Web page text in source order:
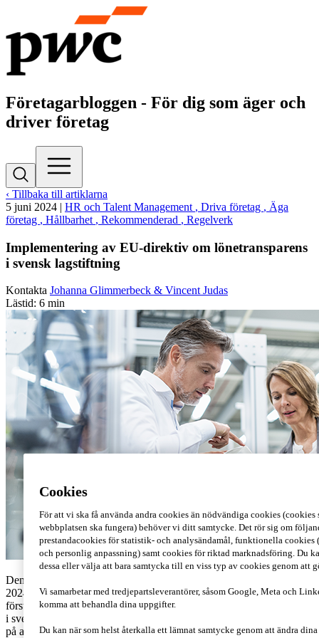
Företagarbloggen - För dig som äger och
driver företag
‹ Tillbaka till artiklarna
5 juni 2024 | HR och Talent Management , Driva företag , Äga
företag , Hållbarhet , Rekommenderad , Regelverk
Implementering av EU-direktiv om lönetransparens
i svensk lagstiftning
Kontakta Johanna Glimmerbeck & Vincent Judas
Lästid: 6 min
Den 29:e maj 2024 publicerades Statens offentliga utredning (SOU
2024:40) “Genomförande av lönetransparensdirektivet” som är det
första steget i att implementera Pay Transparency Directive från EU
i svensk lagstiftning. Utredningen tar upp att Sverige redan har krav
på att arbetsgivare ska genomföra en årlig lönekartläggning för att
Cookies
För att vi ska få använda andra cookies än nödvändiga cookies (cookies
webbplatsen ska fungera) behöver vi ditt samtycke. Det rör sig om
prestandacookies för statistik- och analysändamål, funktionella
och personlig anpassning) samt cookies för riktad marknadsföring. Du
dessa eller välja att bara samtycka till en viss typ av cookies genom att
Vi samarbetar med tredjepartsleverantörer, såsom Google, Meta och
komma att behandla dina uppgifter.
Du kan när som helst återkalla ett lämnat samtycke genom att ändra